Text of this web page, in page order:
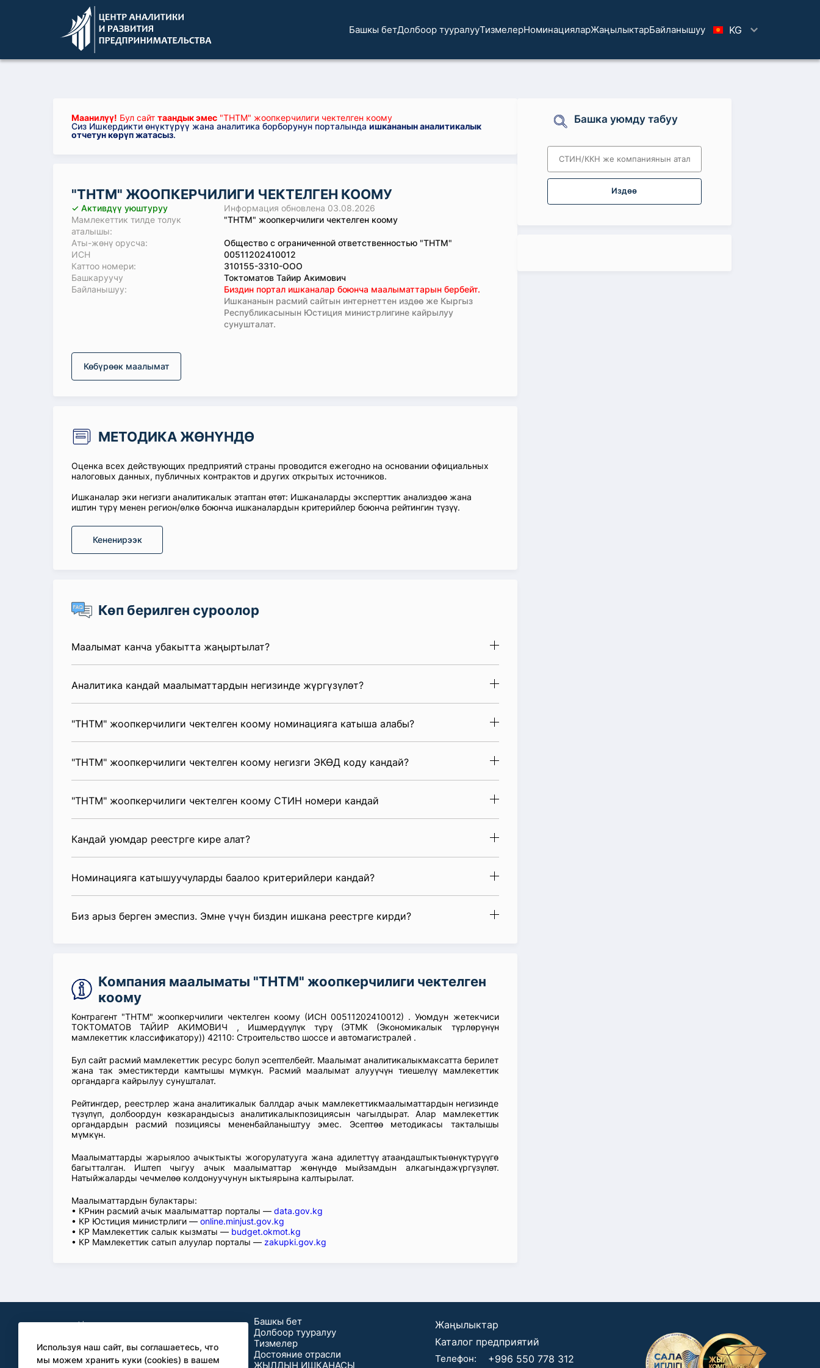
Башкы бетДолбоор тууралууТизмелерНоминацияларЖаңылыктарБайланышуу KG
Маанилүү! Бул сайт таандык эмес "ТНТМ" жоопкерчилиги чектелген коому
Сиз Ишкердикти өнүктүрүү жана аналитика борборунун порталында ишкананын аналитикалык
отчетун көрүп жатасыз.
"ТНТМ" ЖООПКЕРЧИЛИГИ ЧЕКТЕЛГЕН КООМУ
✓ Активдүү уюштуруу
Информация обновлена 03.08.2026
Мамлекеттик тилде толук
аталышы:
"ТНТМ" жоопкерчилиги чектелген коому
Аты-жөнү орусча:
Общество с ограниченной ответственностью "ТНТМ"
ИСН
00511202410012
Каттоо номери:
310155-3310-ООО
Башкаруучу
Токтоматов Тайир Акимович
Байланышуу:
Биздин портал ишканалар боюнча маалыматтарын бербейт.
Ишкананын расмий сайтын интернеттен издөө же Кыргыз
Республикасынын Юстиция министрлигине кайрылуу
сунушталат.
Көбүрөөк маалымат
МЕТОДИКА ЖӨНҮНДӨ
Оценка всех действующих предприятий страны проводится ежегодно на основании официальных
налоговых данных, публичных контрактов и других открытых источников.
Ишканалар эки негизги аналитикалык этаптан өтөт: Ишканаларды эксперттик анализдөө жана
иштин түрү менен регион/өлкө боюнча ишканалардын критерийлер боюнча рейтингин түзүү.
Кененирээк
Көп берилген суроолор
Маалымат канча убакытта жаңыртылат?
Аналитика кандай маалыматтардын негизинде жүргүзүлөт?
"ТНТМ" жоопкерчилиги чектелген коому номинацияга катыша алабы?
"ТНТМ" жоопкерчилиги чектелген коому негизги ЭКӨД коду кандай?
"ТНТМ" жоопкерчилиги чектелген коому СТИН номери кандай
Кандай уюмдар реестрге кире алат?
Номинацияга катышуучуларды баалоо критерийлери кандай?
Биз арыз берген эмеспиз. Эмне үчүн биздин ишкана реестрге кирди?
Компания маалыматы "ТНТМ" жоопкерчилиги чектелген
коому
Контрагент "ТНТМ" жоопкерчилиги чектелген коому (ИСН 00511202410012) . Уюмдун жетекчиси
ТОКТОМАТОВ ТАЙИР АКИМОВИЧ , Ишмердүүлүк түрү (ЭТМК (Экономикалык түрлөрүнүн
мамлекеттик классификатору)) 42110: Строительство шоссе и автомагистралей .
Бул сайт расмий мамлекеттик ресурс болуп эсептелбейт. Маалымат аналитикалыкмаксатта берилет
жана так эместиктерди камтышы мүмкүн. Расмий маалымат алууүчүн тиешелүү мамлекеттик
органдарга кайрылуу сунушталат.
Рейтингдер, реестрлер жана аналитикалык баллдар ачык мамлекеттикмаалыматтардын негизинде
түзүлүп, долбоордун көзкарандысыз аналитикалыкпозициясын чагылдырат. Алар мамлекеттик
органдардын расмий позициясы мененбайланыштуу эмес. Эсептөө методикасы такталышы
мүмкүн.
Маалыматтарды жарыялоо ачыктыкты жогорулатууга жана адилеттүү атаандаштыктыөнүктүрүүгө
багытталган. Иштеп чыгуу ачык маалыматтар жөнүндө мыйзамдын алкагындажүргүзүлөт.
Натыйжаларды чечмелөө колдонуучунун ыктыярына калтырылат.
Маалыматтардын булактары:
• КРнин расмий ачык маалыматтар порталы — data.gov.kg
• КР Юстиция министрлиги — online.minjust.gov.kg
• КР Мамлекеттик салык кызматы — budget.okmot.kg
• КР Мамлекеттик сатып алуулар порталы — zakupki.gov.kg
Башка уюмду табуу
Издөө
Используя наш сайт, вы соглашаетесь, что
мы можем хранить куки (cookies) в вашем
Башкы бет
Долбоор тууралуу
Тизмелер
Достояние отрасли
ЖЫЛДЫН ИШКАНАСЫ
Жаңылыктар
Каталог предприятий
Телефон: +996 550 778 312